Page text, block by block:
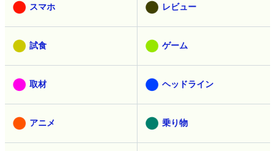
スマホ レビュー
試食 ゲーム
取材 ヘッドライン
アニメ 乗り物